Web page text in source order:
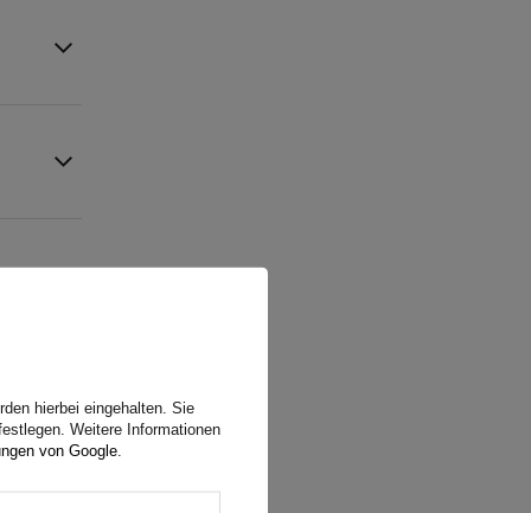
(1)
(0)
hierbei eingehalten. Sie
Weitere Informationen
von Google